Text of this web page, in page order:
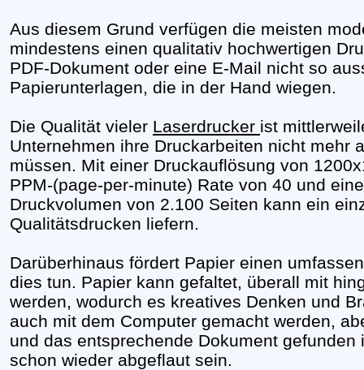
Aus diesem Grund verfügen die meisten
mindestens einen qualitativ hochwertigen
PDF-Dokument oder eine E-Mail nicht so
Papierunterlagen, die in der Hand wiegen.
Die Qualität vieler Laserdrucker ist
Unternehmen ihre Druckarbeiten nicht mehr
müssen. Mit einer Druckauflösung von
PPM-(page-per-minute) Rate von 40 und
Druckvolumen von 2.100 Seiten kann ein
Qualitätsdrucken liefern.
Darüberhinaus fördert Papier einen
dies tun. Papier kann gefaltet, überall mit
werden, wodurch es kreatives Denken und
auch mit dem Computer gemacht werden,
und das entsprechende Dokument
schon wieder abgeflaut sein.